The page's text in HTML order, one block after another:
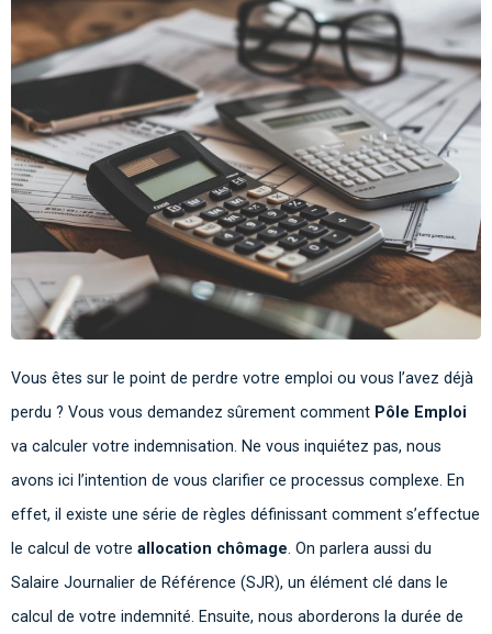
Vous êtes sur le point de perdre votre emploi ou vous l’avez déjà
perdu ? Vous vous demandez sûrement comment Pôle Emploi
va calculer votre indemnisation. Ne vous inquiétez pas, nous
avons ici l’intention de vous clarifier ce processus complexe. En
effet, il existe une série de règles définissant comment s’effectue
le calcul de votre allocation chômage. On parlera aussi du
Salaire Journalier de Référence (SJR), un élément clé dans le
calcul de votre indemnité. Ensuite, nous aborderons la durée de